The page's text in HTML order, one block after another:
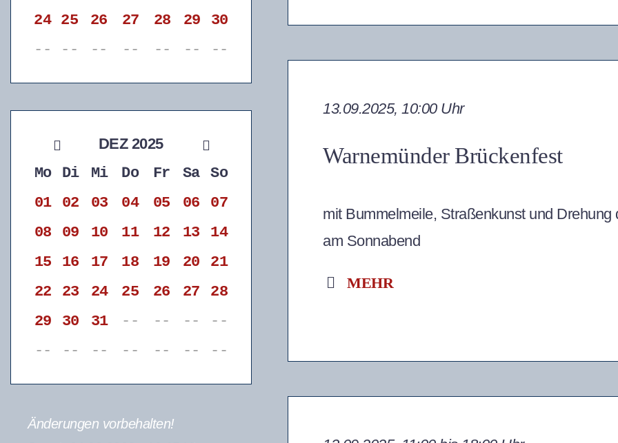
24 25 26 27 28 29
30
--
-- -- -- -- -- --
DEZ 2025
Mo
Di Mi Do Fr Sa
So
01
02 03 04 05 06
07
08
09 10 11 12 13
14
15
16 17 18 19 20
21
22
23 24 25 26 27
28
29
30 31 -- -- --
--
--
-- -- -- -- -- --
Änderungen vorbehalten!
Warnemünder Brückenfest
13.09.2025, 10:00 Uhr
mit Bummelmeile, Straßenkunst und
am Sonnabend
MEHR